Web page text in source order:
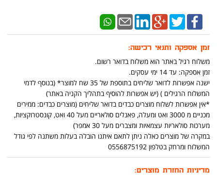
זמן אספקה ותנאי רכישה:
משלוח רגיל באתר הוא משלוח בדואר רשום.
זמן אספקה: עד 14 ימי עסקים.
ישנה אפשרות לדואר שליחים בתוספת של 35 שח למוצר* (בנוסף לדמי
המשלוח הרגילים ) (יש אפשרות להוסיף בתהליך הקניה באתר)
*אין אפשרות לשלוח מוצרים כבדים בדואר שליחים (מוצרים כבדים: ממירים
מכניים מ 3000 ואט ומעלה, פאנלים סולאריים מעל 40 ואט, קונסטרוקציות,
מערכות סולאריות עצמאיות ומצברים מעל 30 אמפר)
במקרה של מוצרים כאלה ניתן לתאם איתנו הובלה בעלות משתנה לפי גודל
המשלוח ומרחק בטלפון 0556875192
מדיניות החזרת מוצרים: